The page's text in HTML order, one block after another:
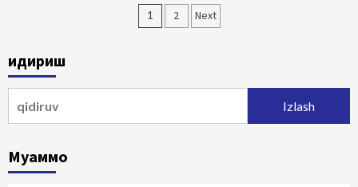
Maqolalar
1 2 Next
Қидириш
Муаммо